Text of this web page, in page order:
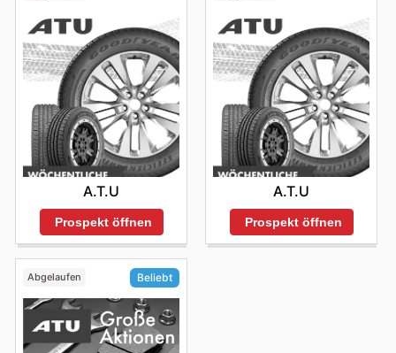
A.T.U
Prospekt öffnen
A.T.U
Prospekt öffnen
Abgelaufen Beliebt